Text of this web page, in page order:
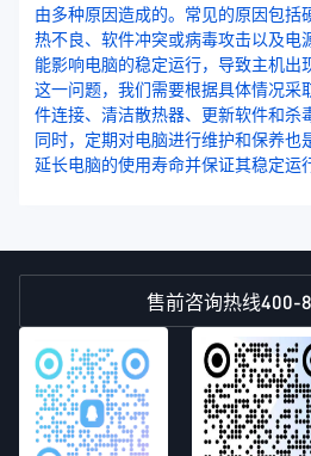
由多种原因造成的。常见的原因包括
热不良、软件冲突或病毒攻击以及电
能影响电脑的稳定运行，导致主机出
这一问题，我们需要根据具体情况采
件连接、清洁散热器、更新软件和杀
同时，定期对电脑进行维护和保养也
延长电脑的使用寿命并保证其稳定运
售前咨询热线400-